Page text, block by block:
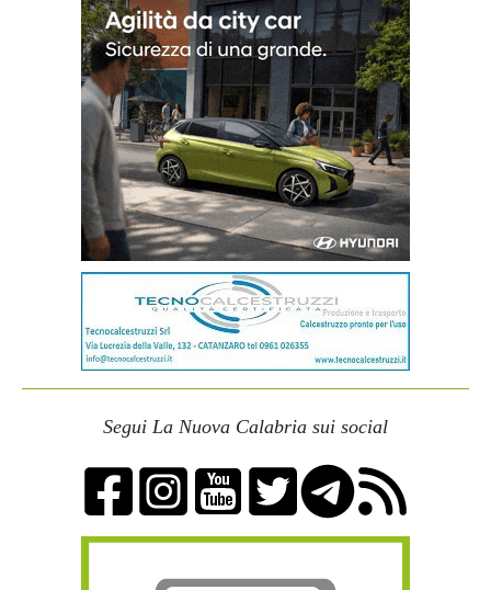
Segui La Nuova Calabria sui social